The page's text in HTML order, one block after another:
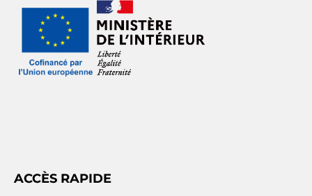
ACCÈS RAPIDE